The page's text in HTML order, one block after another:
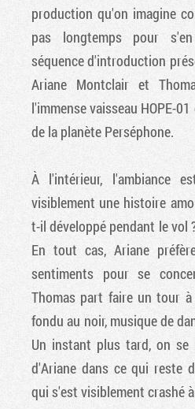
production qu'on imagine
pas longtemps pour
séquence d'introduction
Ariane Montclair et
l'immense vaisseau HOPE-
de la planète Perséphone.
À l'intérieur, l'ambiance
visiblement une histoire
t-il développé pendant le vol
En tout cas, Ariane
sentiments pour se
Thomas part faire un tour
fondu au noir, musique de
Un instant plus tard, on se
d'Ariane dans ce qui reste
qui s'est visiblement crashé